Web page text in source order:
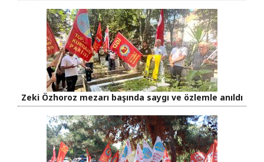
Zeki Özhoroz mezarı başında saygı ve özlemle anıldı